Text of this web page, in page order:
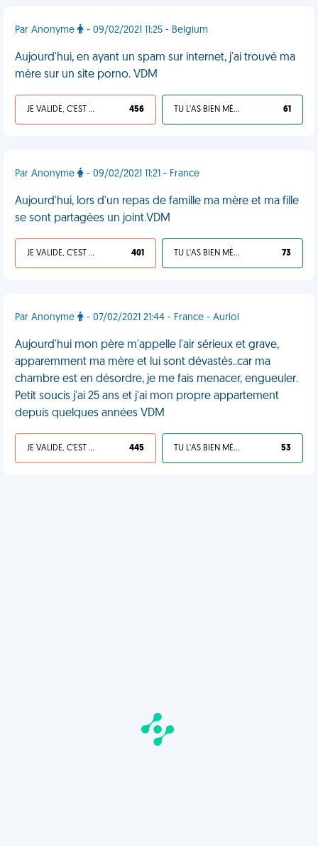
Par Anonyme - 09/02/2021 11:25 - Belgium
Aujourd'hui, en ayant un spam sur internet, j'ai trouvé ma
mère sur un site porno. VDM
JE VALIDE, C'EST UNE VDM 456 TU L'AS BIEN MÉRITÉ 61
Par Anonyme - 09/02/2021 11:21 - France
Aujourd'hui, lors d'un repas de famille ma mère et ma fille
se sont partagées un joint.VDM
JE VALIDE, C'EST UNE VDM 401 TU L'AS BIEN MÉRITÉ 73
Par Anonyme - 07/02/2021 21:44 - France - Auriol
Aujourd'hui mon père m'appelle l'air sérieux et grave,
apparemment ma mère et lui sont dévastés..car ma
chambre est en désordre, je me fais menacer, engueuler.
Petit soucis j'ai 25 ans et j'ai mon propre appartement
depuis quelques années VDM
JE VALIDE, C'EST UNE VDM 445 TU L'AS BIEN MÉRITÉ 53